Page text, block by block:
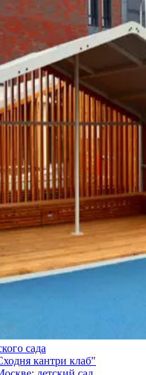
сада
кантри клаб"